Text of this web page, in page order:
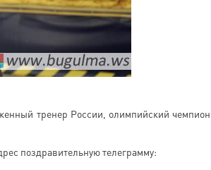
тренер России, олимпийский чемпион
поздравительную телеграмму: